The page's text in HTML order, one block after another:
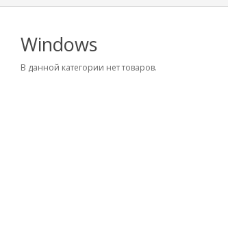
Windows
В данной категории нет товаров.